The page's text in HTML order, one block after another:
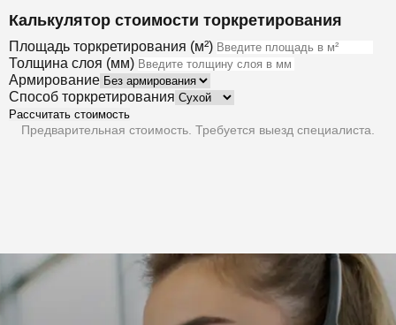
Калькулятор стоимости торкретирования
Площадь торкретирования (м²)
Толщина слоя (мм)
Армирование
Способ торкретирования
Рассчитать стоимость
Предварительная стоимость. Требуется выезд специалиста.